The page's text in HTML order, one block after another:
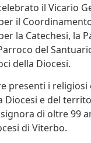
il Vicario
il
la Catechesi, la
del
della Diocesi.
presenti i religiosi
Diocesi e del
di oltre 99
di Viterbo.